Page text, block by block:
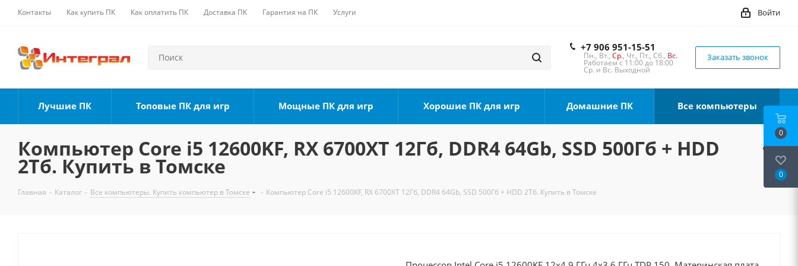
Контакты Как купить ПК Как оплатить ПК Доставка ПК Гарантия на ПК Услуги Войти
+7 906 951-15-51
Пн., Вт., Ср., Чт., Пт., Сб., Вс.
Работаем с 11:00 до 18:00
Ср. и Вс. Выходной
Заказать звонок
Лучшие ПК Топовые ПК для игр Мощные ПК для игр Хорошие ПК для игр Домашние ПК Все компьютеры
Компьютер Core i5 12600KF, RX 6700XT 12Гб, DDR4 64Gb, SSD 500Гб + HDD
2Тб. Купить в Томске
Главная - Каталог - Все компьютеры. Купить компьютер в Томске - Компьютер Core i5 12600KF, RX 6700XT 12Гб, DDR4 64Gb, SSD 500Гб + HDD 2Тб. Купить в Томске
0
0